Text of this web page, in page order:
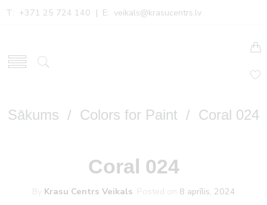
T: +371 25 724 140 | E: veikals@krasucentrs.lv
Sākums / Colors for Paint / Coral 024
Coral 024
By Krasu Centrs Veikals Posted on 8 aprīlis, 2024